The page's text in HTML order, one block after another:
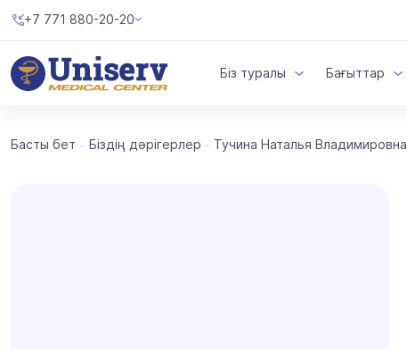
+7 771 880-20-20
Біз туралы Бағыттар
Басты бет Біздің дәрігерлер Тучина Наталья Владимировна